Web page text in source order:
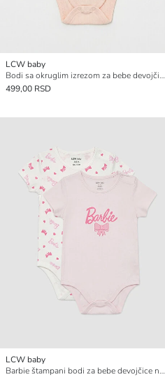
LCW baby
Bodi sa okruglim izrezom za bebe devojčice na kopčanje
499,00 RSD
LCW baby
Barbie štampani bodi za bebe devojčice na kopčanje 2 pakovanja